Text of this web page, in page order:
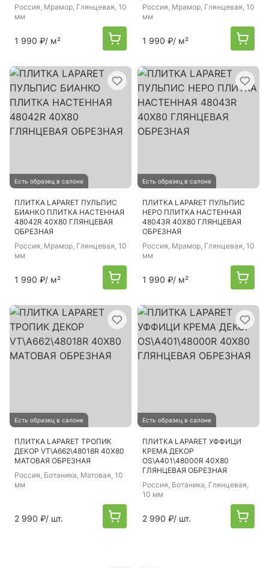
Россия, Мрамор, Глянцевая, 10
мм
1 990 ₽/ м²
Россия, Мрамор, Глянцевая, 10
мм
1 990 ₽/ м²
Есть образец в салоне
ПЛИТКА LAPARET ПУЛЬПИС
БИАНКО ПЛИТКА НАСТЕННАЯ
48042R 40Х80 ГЛЯНЦЕВАЯ
ОБРЕЗНАЯ
Россия, Мрамор, Глянцевая, 10
мм
1 990 ₽/ м²
Есть образец в салоне
ПЛИТКА LAPARET ПУЛЬПИС
НЕРО ПЛИТКА НАСТЕННАЯ
48043R 40Х80 ГЛЯНЦЕВАЯ
ОБРЕЗНАЯ
Россия, Мрамор, Глянцевая, 10
мм
1 990 ₽/ м²
Есть образец в салоне
ПЛИТКА LAPARET ТРОПИК
ДЕКОР VT\A662\48018R 40Х80
МАТОВАЯ ОБРЕЗНАЯ
Россия, Ботаника, Матовая, 10
мм
2 990 ₽/ шт.
Есть образец в салоне
ПЛИТКА LAPARET УФФИЦИ
КРЕМА ДЕКОР
OS\A401\48000R 40Х80
ГЛЯНЦЕВАЯ ОБРЕЗНАЯ
Россия, Ботаника, Глянцевая,
10 мм
2 990 ₽/ шт.